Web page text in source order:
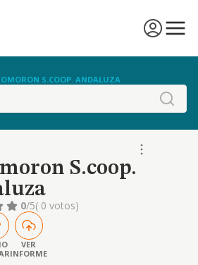
S.COOP. ANDALUZA
S.coop.
0/5( 0 votos)
VER
INFORME